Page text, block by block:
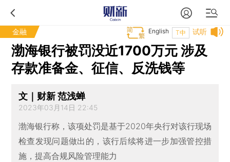
金融 试听
T中
English
渤海银行被罚没近1700万元 涉及
存款准备金、征信、反洗钱等
文｜财新 范浅蝉
2023年03月14日 22:45
渤海银行称，该项处罚是基于2020年央行对该行现场
检查发现问题做出的，该行后续将进一步加强管控措
施，提高合规风险管理能力